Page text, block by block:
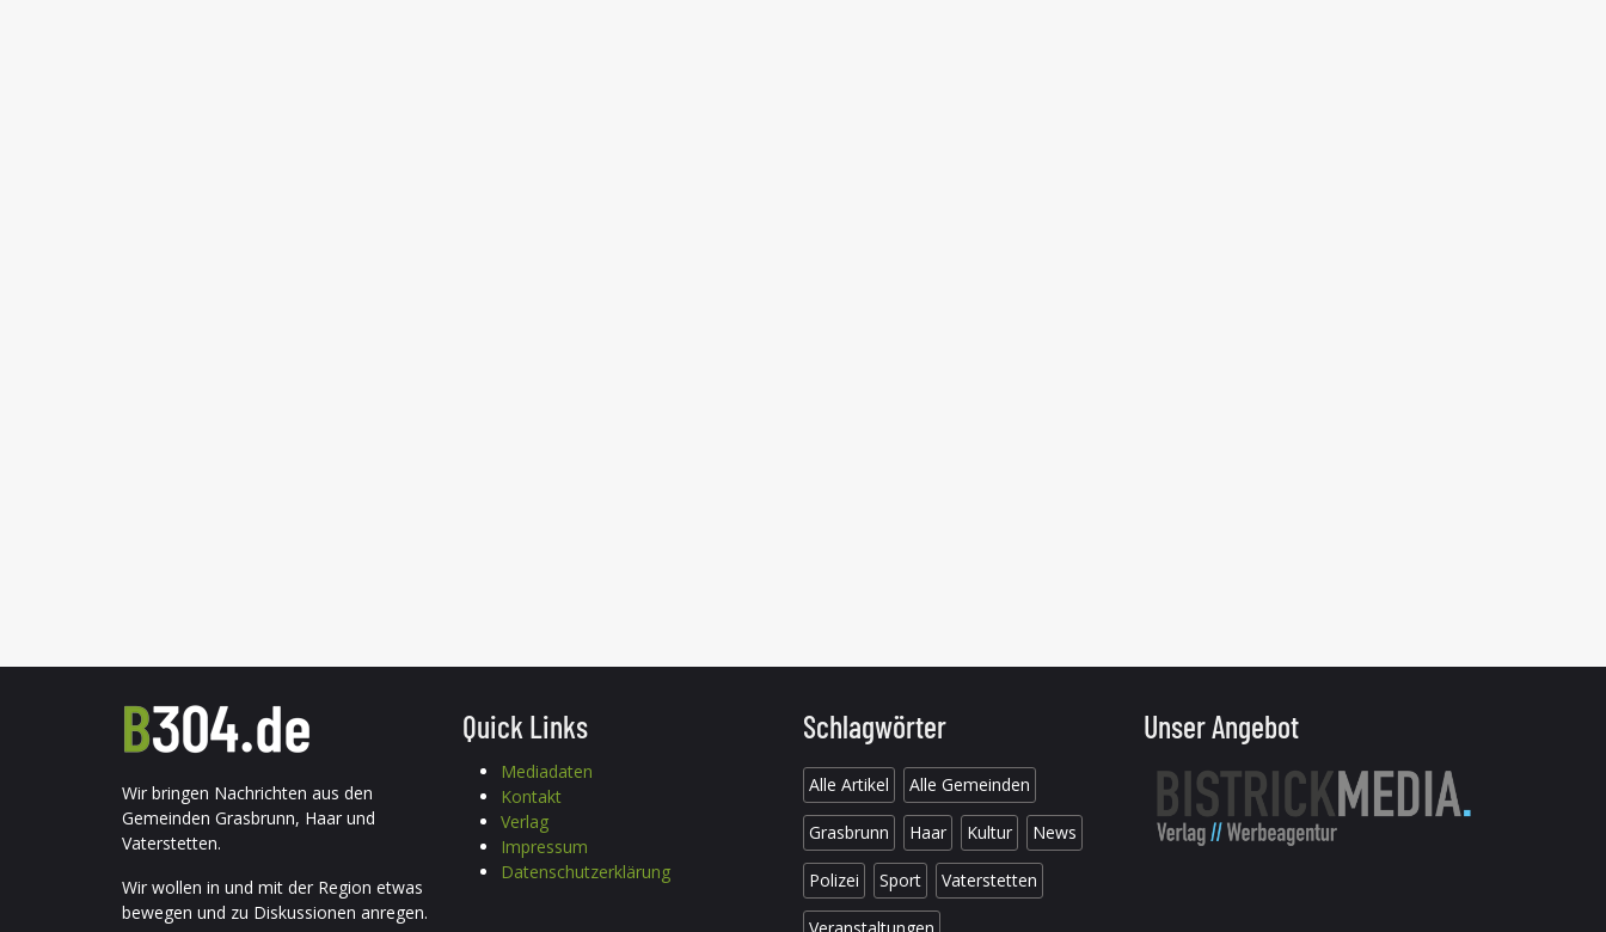
Wir bringen Nachrichten aus den
Gemeinden Grasbrunn, Haar und
Vaterstetten.
Wir wollen in und mit der Region etwas
bewegen und zu Diskussionen anregen.
Quick Links
Mediadaten
Kontakt
Verlag
Impressum
Datenschutzerklärung
Schlagwörter
Alle Artikel Alle Gemeinden
Grasbrunn Haar Kultur News
Polizei Sport Vaterstetten
Unser Angebot